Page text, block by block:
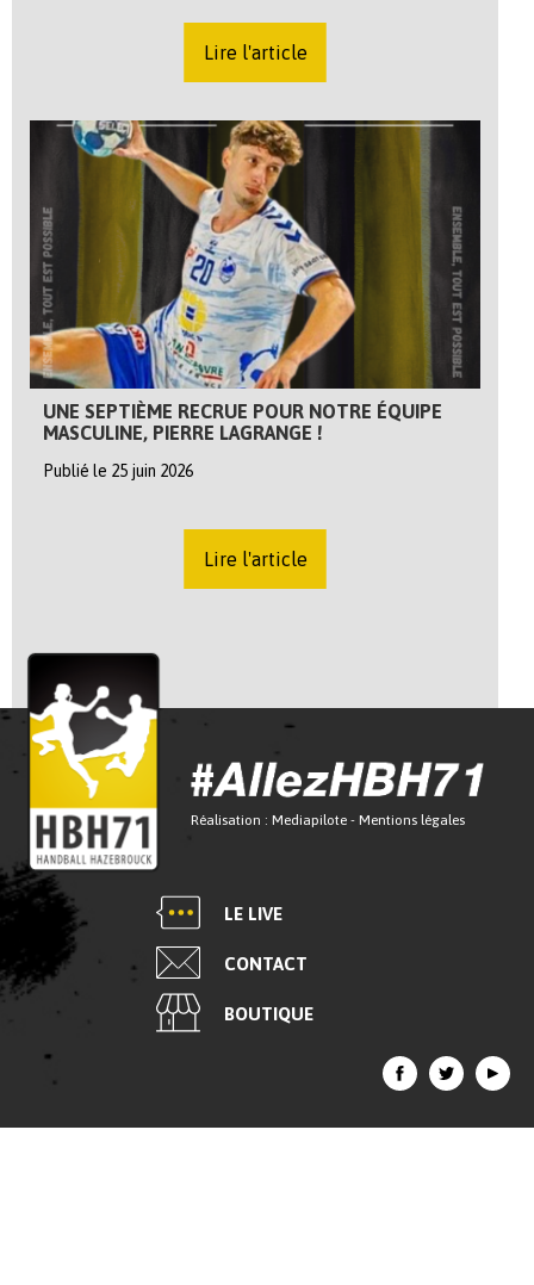
Lire l'article
UNE SEPTIÈME RECRUE POUR NOTRE ÉQUIPE
MASCULINE, PIERRE LAGRANGE !
Publié le 25 juin 2026
Lire l'article
Réalisation : Mediapilote - Mentions légales
LE LIVE
CONTACT
BOUTIQUE